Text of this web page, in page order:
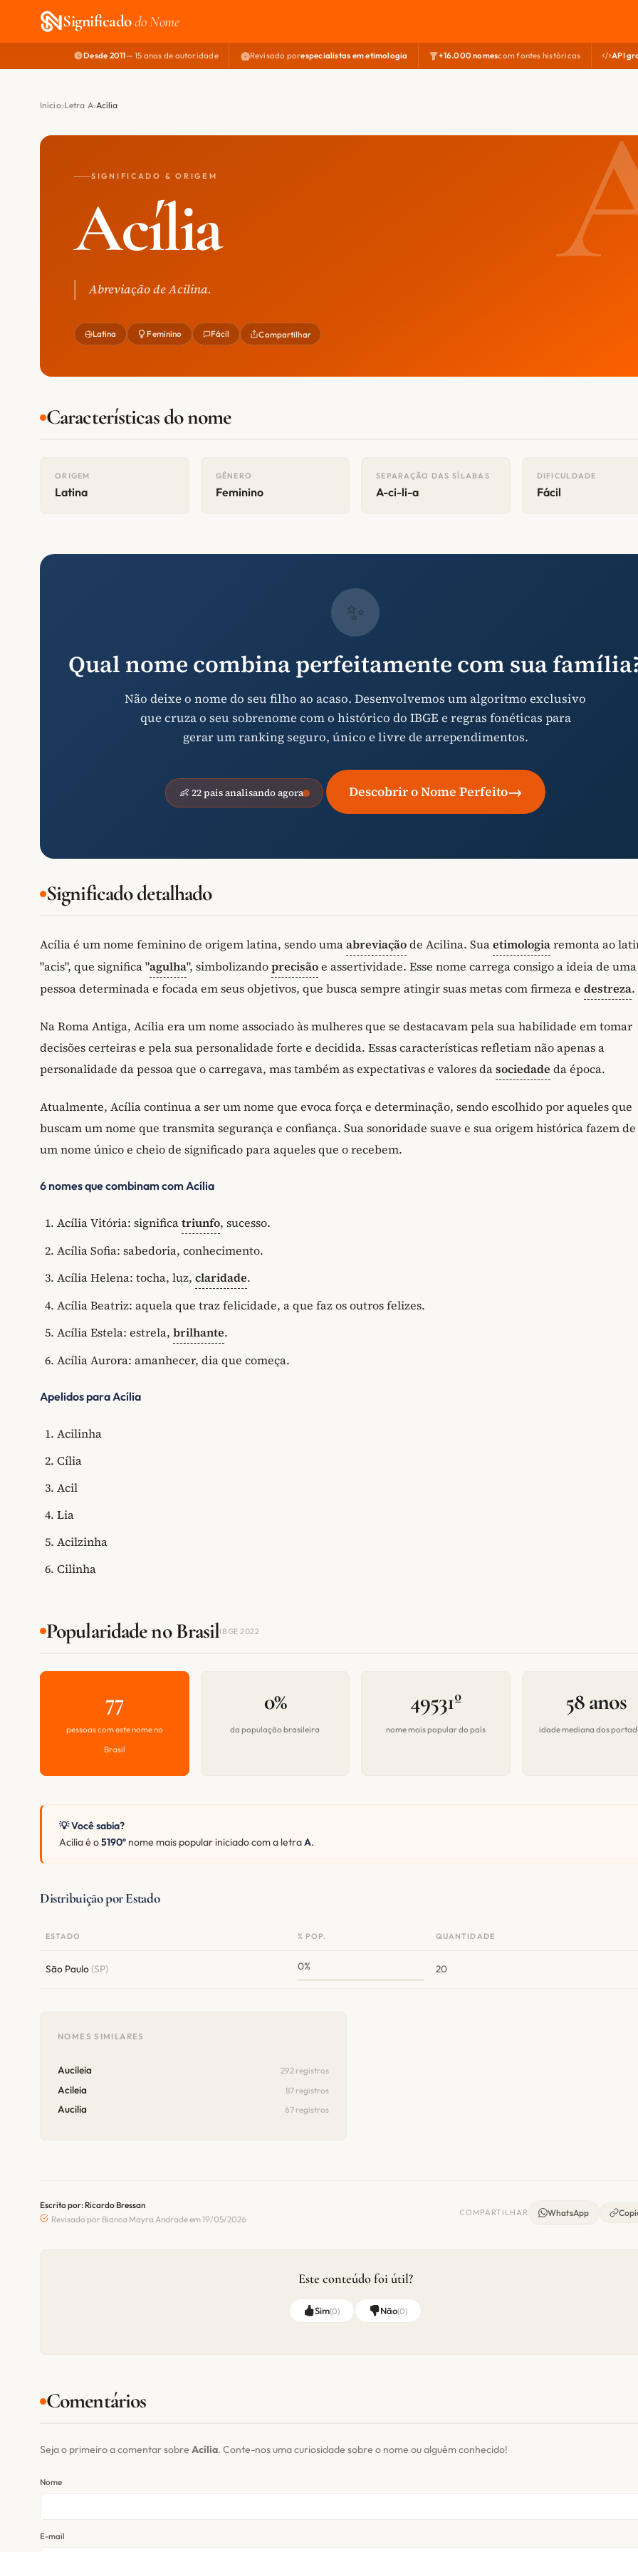
Significadodo Nome
Desde 2011— 15 anos de autoridade Revisado porespecialistas em etimologia +16.000 nomescom fontes históricas API
Início Letra A Acília
SIGNIFICADO & ORIGEM
Acília
Abreviação de Acilina.
Latina Feminino Fácil Compartilhar
Características do nome
ORIGEM
Latina
GÊNERO
Feminino
SEPARAÇÃO DAS SÍLABAS
A-ci-li-a
DIFICULDADE
Fácil
✨
Qual nome combina perfeitamente com sua
Não deixe o nome do seu filho ao acaso. Desenvolvemos um algoritmo exclusivo
que cruza o seu sobrenome com o histórico do IBGE e regras fonéticas para
gerar um ranking seguro, único e livre de arrependimentos.
👶 22 pais analisando agora Descobrir o Nome Perfeito→
Significado detalhado
Acília é um nome feminino de origem latina, sendo umaabreviaçãode Acilina. Suaetimologiaremonta ao
"acis", que significa "agulha", simbolizandoprecisãoe assertividade. Esse nome carrega consigo a ideia de uma
pessoa determinada e focada em seus objetivos, que busca sempre atingir suas metas com firmeza e destreza.
Na Roma Antiga, Acília era um nome associado às mulheres que se destacavam pela sua habilidade em tomar
decisões certeiras e pela sua personalidade forte e decidida. Essas características refletiam não apenas a
personalidade da pessoa que o carregava, mas também as expectativas e valores dasociedade da época.
Atualmente, Acília continua a ser um nome que evoca força e determinação, sendo escolhido por aqueles que
buscam um nome que transmita segurança e confiança. Sua sonoridade suave e sua origem histórica fazem
um nome único e cheio de significado para aqueles que o recebem.
6 nomes que combinam com Acília
Acília Vitória: significatriunfo, sucesso.
Acília Sofia: sabedoria, conhecimento.
Acília Helena: tocha, luz, claridade.
Acília Beatriz: aquela que traz felicidade, a que faz os outros felizes.
Acília Estela: estrela, brilhante.
Acília Aurora: amanhecer, dia que começa.
Apelidos para Acília
Acilinha
Cília
Acil
Lia
Acilzinha
Cilinha
Popularidade no BrasilIBGE 2022
77
pessoas com este nome no
Brasil
0%
da população brasileira
49531º
nome mais popular do país
58 anos
idade mediana dos
💡 Você sabia?
Acilia é o5190º nome mais popular iniciado com a letraA.
Distribuição por Estado
ESTADO % POP. QUANTIDADE
São Paulo(SP) 0% 20
NOMES SIMILARES
Aucileia 292 registros
Acileia 87 registros
Aucilia 67 registros
Escrito por: Ricardo Bressan
Revisado por Bianca Mayra Andrade em 19/05/2026
COMPARTILHAR WhatsApp
Este conteúdo foi útil?
Sim(0) Não(0)
Comentários
Seja o primeiro a comentar sobre Acília. Conte-nos uma curiosidade sobre o nome ou alguém conhecido!
Nome
E-mail